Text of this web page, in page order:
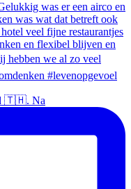
🇹🇭. Na